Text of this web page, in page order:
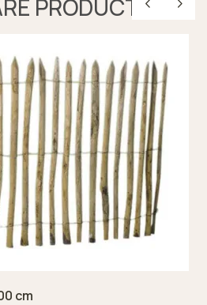
PRODUCTEN
cm